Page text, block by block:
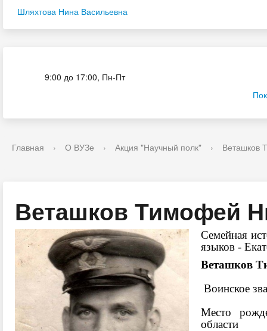
Шляхтова Нина Васильевна
9:00 до 17:00, Пн-Пт
Главная › О ВУЗе › Акция "Научный полк" › Веташков
Веташков Тимофей
Семейная
языков -
Веташков
Воинское
Место
области